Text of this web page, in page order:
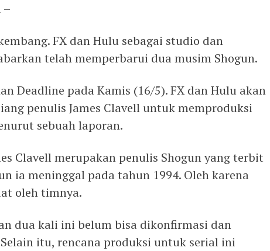
–
FX dan Hulu sebagai studio dan
telah memperbarui dua musim Shogun.
Deadline pada Kamis (16/5). FX dan Hulu akan
penulis James Clavell untuk memproduksi
sebuah laporan.
Clavell merupakan penulis Shogun yang terbit
ia meninggal pada tahun 1994. Oleh karena
oleh timnya.
dua kali ini belum bisa dikonfirmasi dan
itu, rencana produksi untuk serial ini